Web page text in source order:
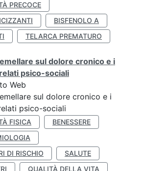
PRECOCE
BISFENOLO A
TELARCA PREMATURO
sul dolore cronico e i
psico-sociali
Web
sul dolore cronico e i
psico-sociali
FISICA
BENESSERE
DI RISCHIO
SALUTE
QUALITÀ DELLA VITA